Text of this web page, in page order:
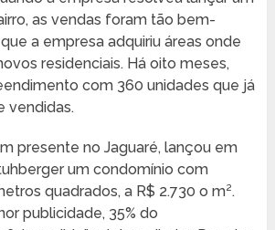
as vendas foram tão bem-
a empresa adquiriu áreas onde
residenciais. Há oito meses,
com 360 unidades que já
vendidas.
presente no Jaguaré, lançou em
um condomínio com
quadrados, a R$ 2.730 o m².
publicidade, 35% do